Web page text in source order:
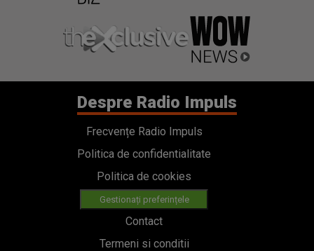
Despre Radio Impuls
Frecvențe Radio Impuls
Politica de confidentialitate
Politica de cookies
Gestionați preferințele
Contact
Termeni si conditii